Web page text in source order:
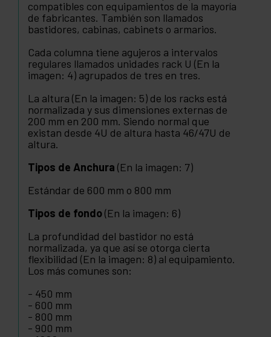
compatibles con equipamientos de la mayoría
de fabricantes. También son llamados
bastidores, cabinas, cabinets o armarios.
Cada columna tiene agujeros a intervalos
regulares llamados unidades rack U (En la
imagen: 4) agrupados de tres en tres.
La altura (En la imagen: 5) de los racks está
normalizada y sus dimensiones externas de
200 mm en 200 mm. Siendo normal que
existan desde 4U de altura hasta 46/47U de
altura.
Tipos de Anchura (En la imagen: 7)
Estándar de 600 mm o 800 mm
Tipos de fondo(En la imagen: 6)
La profundidad del bastidor no está
normalizada, ya que así se otorga cierta
flexibilidad (En la imagen: 8) al equipamiento.
Los más comunes son:
- 450 mm
- 600 mm
- 800 mm
- 900 mm